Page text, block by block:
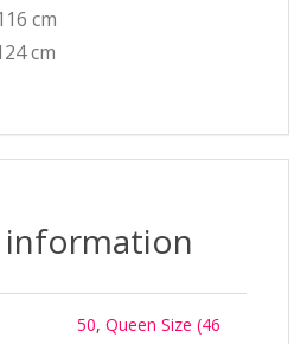
cm
cm
50, Queen Size (46